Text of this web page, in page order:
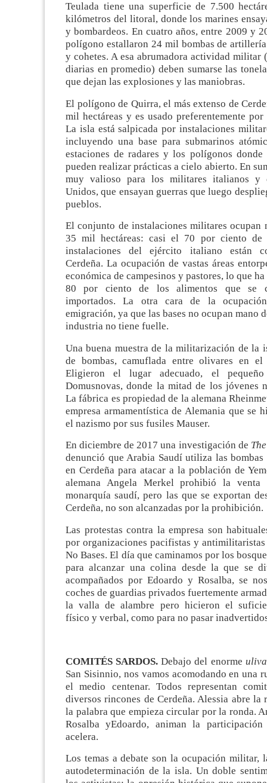
Teulada tiene una superficie de 7.500
kilómetros del litoral, donde los marines
y bombardeos. En cuatro años, entre 2009 y
polígono estallaron 24 mil bombas de
y cohetes. A esa abrumadora actividad militar
diarias en promedio) deben sumarse las
que dejan las explosiones y las maniobras.
El polígono de Quirra, el más extenso de
mil hectáreas y es usado preferentemente
La isla está salpicada por instalaciones
incluyendo una base para submarinos
estaciones de radares y los polígonos donde
pueden realizar prácticas a cielo abierto. En
muy valioso para los militares italianos y
Unidos, que ensayan guerras que luego
pueblos.
El conjunto de instalaciones militares ocupan
35 mil hectáreas: casi el 70 por ciento de
instalaciones del ejército italiano están
Cerdeña. La ocupación de vastas áreas
económica de campesinos y pastores, lo que
80 por ciento de los alimentos que se
importados. La otra cara de la
emigración, ya que las bases no ocupan mano
industria no tiene fuelle.
Una buena muestra de la militarización de la
de bombas, camuflada entre olivares en
Eligieron el lugar adecuado, el
Domusnovas, donde la mitad de los jóvenes
La fábrica es propiedad de la alemana
empresa armamentística de Alemania que se
el nazismo por sus fusiles Mauser.
En diciembre de 2017 una investigación de
denunció que Arabia Saudí utiliza las bombas
en Cerdeña para atacar a la población de
alemana Angela Merkel prohibió la
monarquía saudí, pero las que se exportan
Cerdeña, no son alcanzadas por la prohibición.
Las protestas contra la empresa son
por organizaciones pacifistas y
No Bases. El día que caminamos por los
para alcanzar una colina desde la que se
acompañados por Edoardo y Rosalba, se
coches de guardias privados fuertemente
la valla de alambre pero hicieron el
físico y verbal, como para no pasar
COMITÉS SARDOS. Debajo del enorme
San Sisinnio, nos vamos acomodando en una
el medio centenar. Todos representan
diversos rincones de Cerdeña. Alessia abre la
la palabra que empieza circular por la ronda.
Rosalba yEdoardo, animan la
acelera.
Los temas a debate son la ocupación militar,
autodeterminación de la isla. Un doble